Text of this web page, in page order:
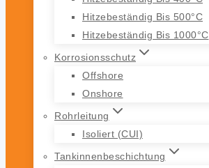
Hitzebeständig Bis 500°C
Hitzebeständig Bis 1000°C
Korrosionsschutz
Offshore
Onshore
Rohrleitung
Isoliert (CUI)
Tankinnenbeschichtung